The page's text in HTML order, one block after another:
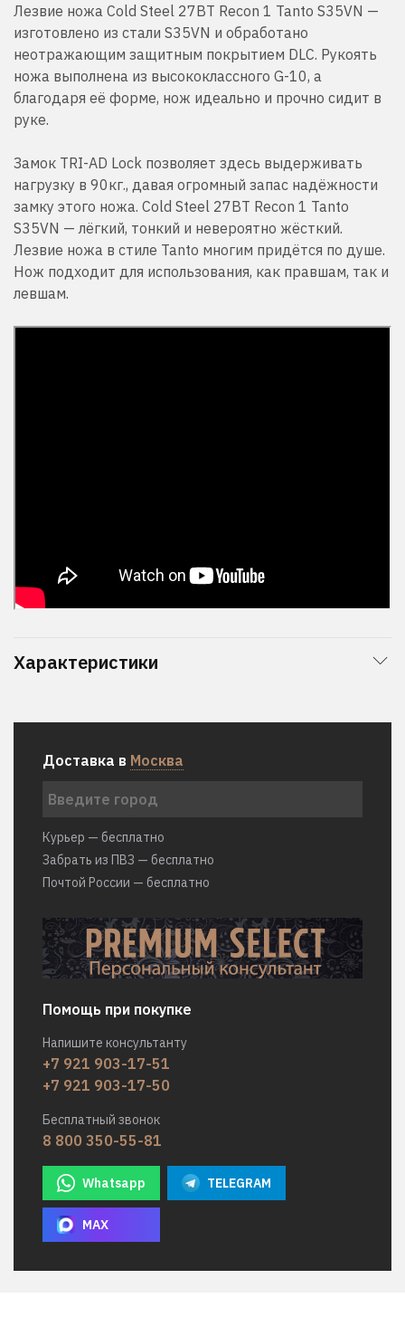
Лезвие ножа Cold Steel 27BT Recon 1 Tanto S35VN —
изготовлено из стали S35VN и обработано
неотражающим защитным покрытием DLC. Рукоять
ножа выполнена из высококлассного G-10, а
благодаря её форме, нож идеально и прочно сидит в
руке.
Замок TRI-AD Lock позволяет здесь выдерживать
нагрузку в 90кг., давая огромный запас надёжности
замку этого ножа. Cold Steel 27BT Recon 1 Tanto
S35VN — лёгкий, тонкий и невероятно жёсткий.
Лезвие ножа в стиле Tanto многим придётся по душе.
Нож подходит для использования, как правшам, так и
левшам.
Характеристики
Доставка в Москва
Курьер — бесплатно
Забрать из ПВЗ — бесплатно
Почтой России — бесплатно
Помощь при покупке
Напишите консультанту
+7 921 903-17-51
+7 921 903-17-50
Бесплатный звонок
8 800 350-55-81
Whatsapp TELEGRAM
MAX